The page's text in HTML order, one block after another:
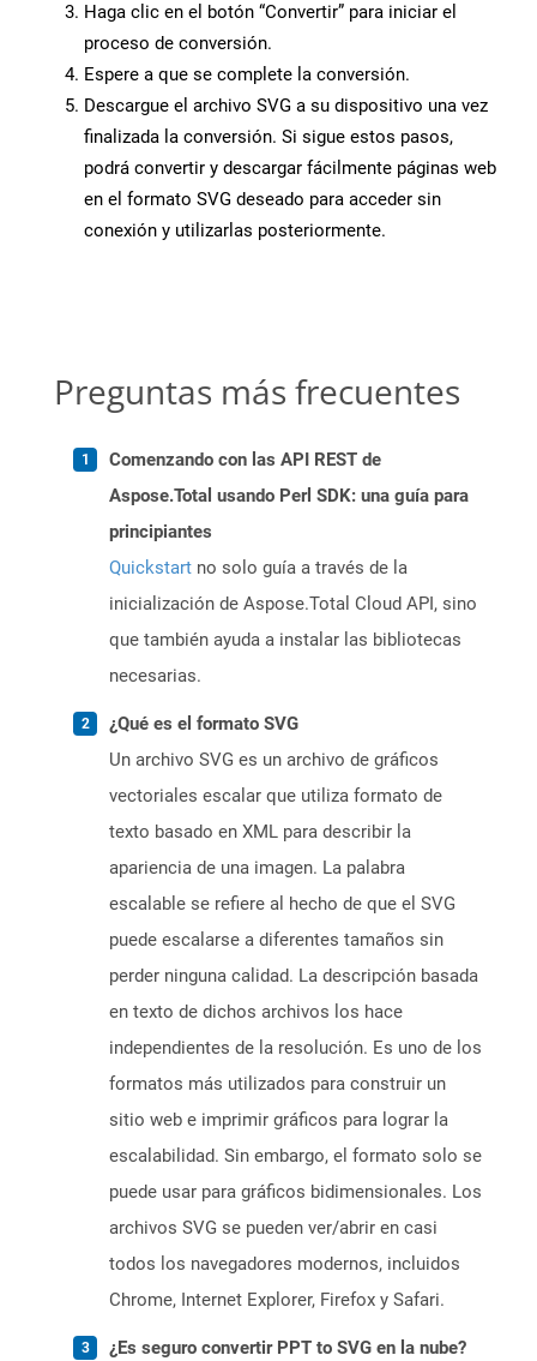
Haga clic en el botón “Convertir” para iniciar el
proceso de conversión.
Espere a que se complete la conversión.
Descargue el archivo SVG a su dispositivo una vez
finalizada la conversión. Si sigue estos pasos,
podrá convertir y descargar fácilmente páginas web
en el formato SVG deseado para acceder sin
conexión y utilizarlas posteriormente.
Preguntas más frecuentes
Comenzando con las API REST de
Aspose.Total usando Perl SDK: una guía para
principiantes
Quickstart no solo guía a través de la
inicialización de Aspose.Total Cloud API, sino
que también ayuda a instalar las bibliotecas
necesarias.
¿Qué es el formato SVG
Un archivo SVG es un archivo de gráficos
vectoriales escalar que utiliza formato de
texto basado en XML para describir la
apariencia de una imagen. La palabra
escalable se refiere al hecho de que el SVG
puede escalarse a diferentes tamaños sin
perder ninguna calidad. La descripción basada
en texto de dichos archivos los hace
independientes de la resolución. Es uno de los
formatos más utilizados para construir un
sitio web e imprimir gráficos para lograr la
escalabilidad. Sin embargo, el formato solo se
puede usar para gráficos bidimensionales. Los
archivos SVG se pueden ver/abrir en casi
todos los navegadores modernos, incluidos
Chrome, Internet Explorer, Firefox y Safari.
¿Es seguro convertir PPT to SVG en la nube?